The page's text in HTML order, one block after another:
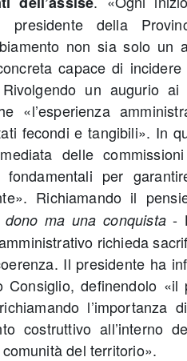
presidente della
non sia solo un
capace di
un augurio ai
«l’esperienza
fecondi e tangibili». In
delle
fondamentali per
Richiamando il
ma una conquista-
richieda
Il presidente ha
definendolo «il
l’importanza
costruttivo all’interno
del territorio».